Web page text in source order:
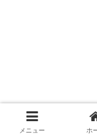
メニュー ホ